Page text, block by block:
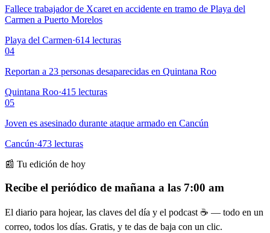
Fallece trabajador de Xcaret en accidente en tramo de Playa del
Carmen a Puerto Morelos
Playa del Carmen·614 lecturas
04
Reportan a 23 personas desaparecidas en Quintana Roo
Quintana Roo·415 lecturas
05
Joven es asesinado durante ataque armado en Cancún
Cancún·473 lecturas
📰 Tu edición de hoy
Recibe el periódico de mañana a las 7:00 am
El diario para hojear, las claves del día y el podcast ☕ — todo en un
correo, todos los días. Gratis, y te das de baja con un clic.